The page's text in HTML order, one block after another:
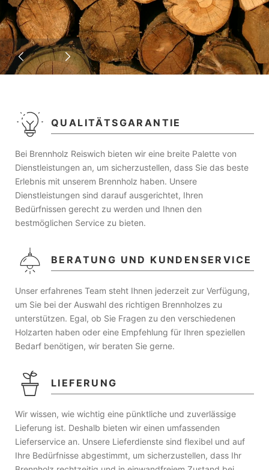
QUALITÄTSGARANTIE
Bei Brennholz Reiswich bieten wir eine breite Palette von
Dienstleistungen an, um sicherzustellen, dass Sie das beste
Erlebnis mit unserem Brennholz haben. Unsere
Dienstleistungen sind darauf ausgerichtet, Ihren
Bedürfnissen gerecht zu werden und Ihnen den
bestmöglichen Service zu bieten.
BERATUNG UND KUNDENSERVICE
Unser erfahrenes Team steht Ihnen jederzeit zur Verfügung,
um Sie bei der Auswahl des richtigen Brennholzes zu
unterstützen. Egal, ob Sie Fragen zu den verschiedenen
Holzarten haben oder eine Empfehlung für Ihren speziellen
Bedarf benötigen, wir beraten Sie gerne.
LIEFERUNG
Wir wissen, wie wichtig eine pünktliche und zuverlässige
Lieferung ist. Deshalb bieten wir einen umfassenden
Lieferservice an. Unsere Lieferdienste sind flexibel und auf
Ihre Bedürfnisse abgestimmt, um sicherzustellen, dass Ihr